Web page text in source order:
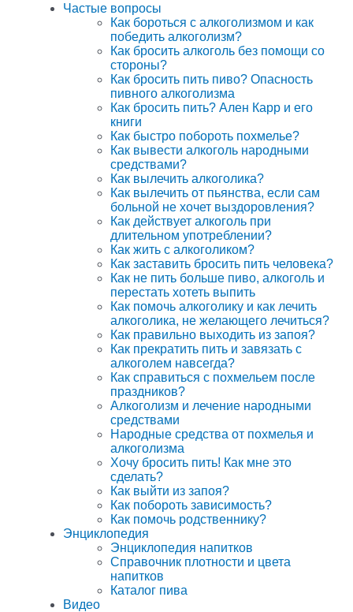
Частые вопросы
Как бороться с алкоголизмом и как
победить алкоголизм?
Как бросить алкоголь без помощи со
стороны?
Как бросить пить пиво? Опасность
пивного алкоголизма
Как бросить пить? Ален Карр и его
книги
Как быстро побороть похмелье?
Как вывести алкоголь народными
средствами?
Как вылечить алкоголика?
Как вылечить от пьянства, если сам
больной не хочет выздоровления?
Как действует алкоголь при
длительном употреблении?
Как жить с алкоголиком?
Как заставить бросить пить человека?
Как не пить больше пиво, алкоголь и
перестать хотеть выпить
Как помочь алкоголику и как лечить
алкоголика, не желающего лечиться?
Как правильно выходить из запоя?
Как прекратить пить и завязать с
алкоголем навсегда?
Как справиться с похмельем после
праздников?
Алкоголизм и лечение народными
средствами
Народные средства от похмелья и
алкоголизма
Хочу бросить пить! Как мне это
сделать?
Как выйти из запоя?
Как побороть зависимость?
Как помочь родственнику?
Энциклопедия
Энциклопедия напитков
Справочник плотности и цвета
напитков
Каталог пива
Видео